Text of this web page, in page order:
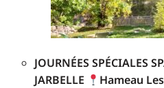
JOURNÉES SPÉCIALES
JARBELLE
Hameau